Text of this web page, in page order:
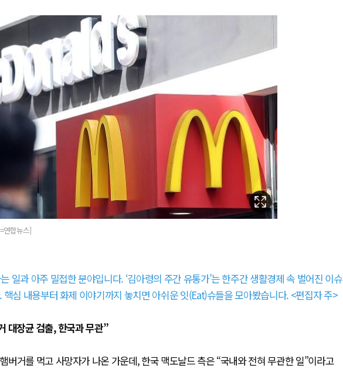
연합뉴스]
일과 아주 밀접한 분야입니다. ‘김아령의 주간 유통가’는 한주간 생활경제 속 벌어진 이슈
심 내용부터 화제 이야기까지 놓치면 아쉬운 잇(Eat)슈들을 모아봤습니다. <편집자 주>
대장균 검출, 한국과 무관”
버거를 먹고 사망자가 나온 가운데, 한국 맥도날드 측은 “국내와 전혀 무관한 일”이라고